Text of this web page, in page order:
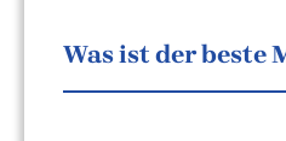
Was ist der beste